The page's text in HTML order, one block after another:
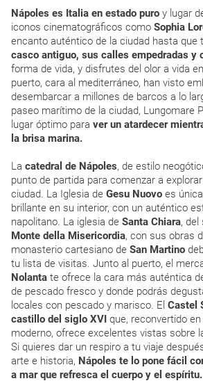
Nápoles es Italia en estado puro y lugar
iconos cinematográficos como Sophia
encanto auténtico de la ciudad hasta que
casco antiguo, sus calles empedradas y
forma de vida, y disfrutes del olor a vida
puerto, cara al mediterráneo, han visto
desembarcar a millones de barcos a lo
paseo marítimo de la ciudad, Lungomare
lugar óptimo para ver un atardecer
la brisa marina.
La catedral de Nápoles, de estilo
punto de partida para comenzar a
ciudad. La Iglesia de Gesu Nuovo es
brillante en su interior, con un auténtico
napolitano. La iglesia de Santa Chiara, del
Monte della Misericordia, con sus obras
monasterio cartesiano de San Martino
tu lista de visitas. Junto al puerto, el
Nolanta te ofrece la cara más auténtica
de pescado fresco y donde podrás
locales con pescado y marisco. El Castel
castillo del siglo XVI que, reconvertido
moderno, ofrece excelentes vistas sobre
Si quieres dar un respiro a tu viaje
arte e historia, Nápoles te lo pone fácil
a mar que refresca el cuerpo y el espíritu.